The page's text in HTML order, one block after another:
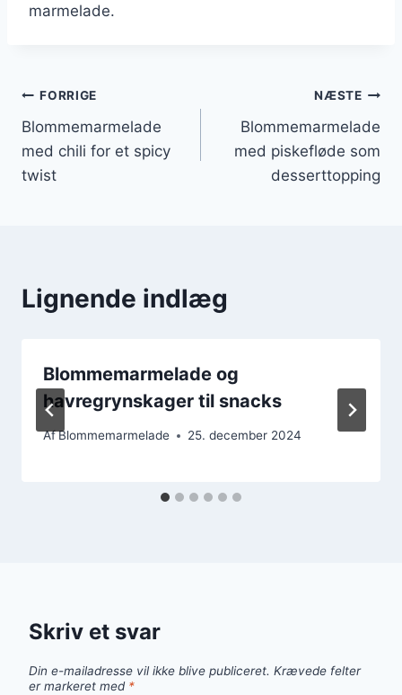
marmelade.
Indlægsnavigation
FORRIGE
Blommemarmelade
med chili for et spicy
twist
NÆSTE
Blommemarmelade
med piskefløde som
desserttopping
Lignende indlæg
Blommemarmelade og
havregrynskager til snacks
AfBlommemarmelade 25. december 2024
Skriv et svar
Din e-mailadresse vil ikke blive publiceret. Krævede felter
er markeret med *